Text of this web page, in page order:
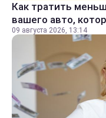
Как тратить
вашего авто,
09 августа 2026, 13:14